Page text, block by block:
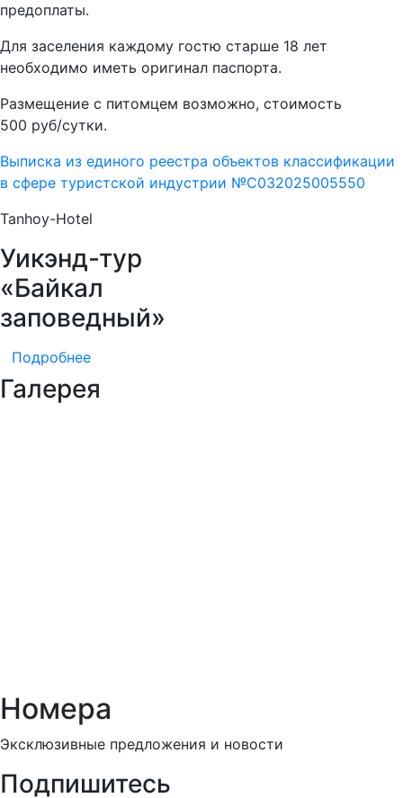
предоплаты.
Для заселения каждому гостю старше 18 лет
необходимо иметь оригинал паспорта.
Размещение с питомцем возможно, стоимость
500 руб/сутки.
Выписка из единого реестра объектов классификации
в сфере туристской индустрии №С032025005550
Tanhoy-Hotel
Уикэнд-тур
«Байкал
заповедный»
Подробнее
Галерея
Номера
Эксклюзивные предложения и новости
Подпишитесь